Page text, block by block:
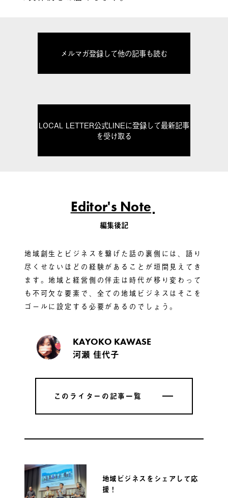
メルマガ登録して他の記事も読む
LOCAL LETTER公式LINEに登録して最新記事
を受け取る
Editor's Note
編集後記
地域創生とビジネスを繋げた話の裏側には、語り
尽くせないほどの経験があることが垣間見えてき
ます。地域と経営側の伴走は時代が移り変わって
も不可欠な要素で、全ての地域ビジネスはそこを
ゴールに設定する必要があるのでしょう。
KAYOKO KAWASE
河瀬 佳代子
このライターの記事一覧
このライターの記事一覧
地域ビジネスをシェアして応
援！